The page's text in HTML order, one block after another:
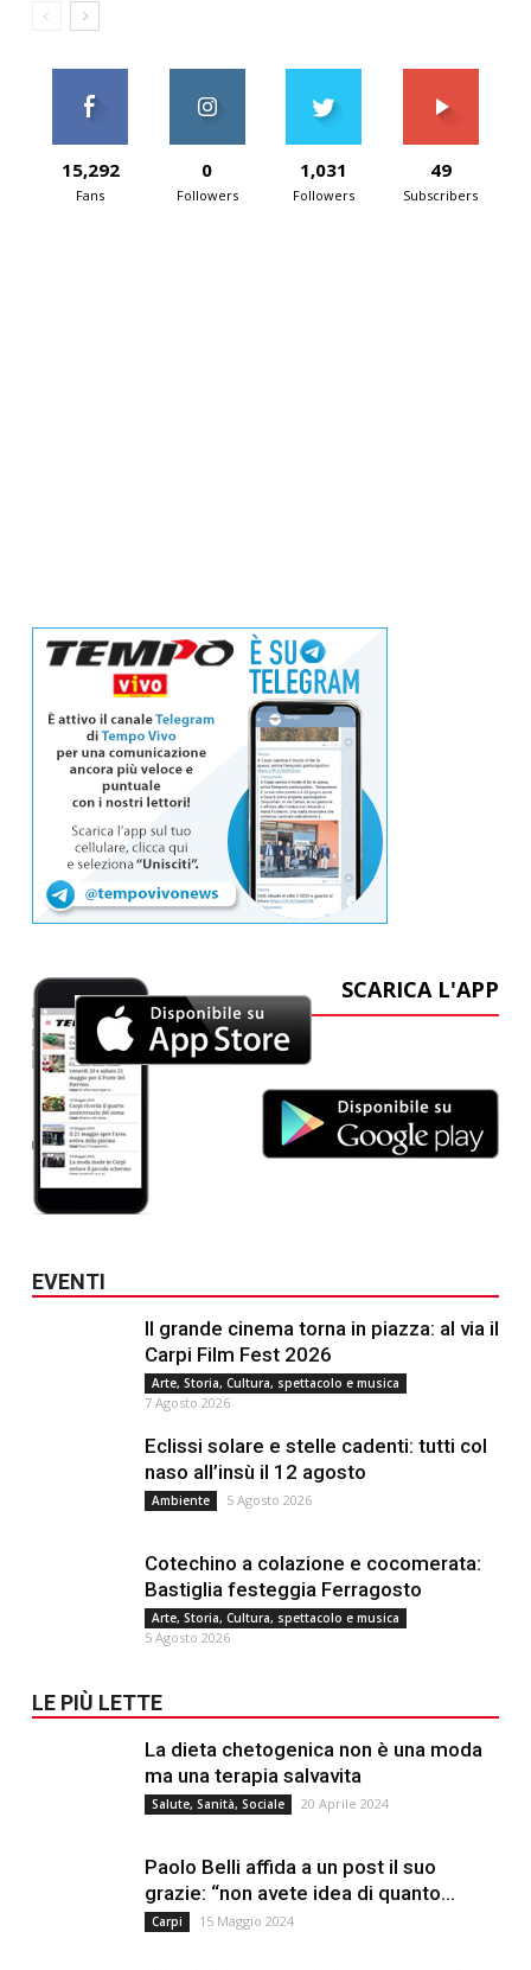
15,292
Fans
0
Followers
1,031
Followers
49
Subscribers
SCARICA L'APP
EVENTI
Il grande cinema torna in piazza: al via il
Carpi Film Fest 2026
Arte, Storia, Cultura, spettacolo e musica
7 Agosto 2026
Eclissi solare e stelle cadenti: tutti col
naso all’insù il 12 agosto
Ambiente 5 Agosto 2026
Cotechino a colazione e cocomerata:
Bastiglia festeggia Ferragosto
Arte, Storia, Cultura, spettacolo e musica
5 Agosto 2026
LE PIÙ LETTE
La dieta chetogenica non è una moda
ma una terapia salvavita
Salute, Sanità, Sociale 20 Aprile 2024
Paolo Belli affida a un post il suo
grazie: “non avete idea di quanto...
Carpi 15 Maggio 2024